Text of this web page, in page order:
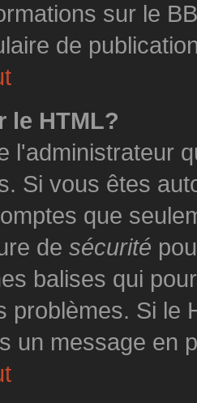
sur le
de
le HTML?
l'administrateur
Si vous êtes
que
de sécurité
balises qui
problèmes. Si le
un message en